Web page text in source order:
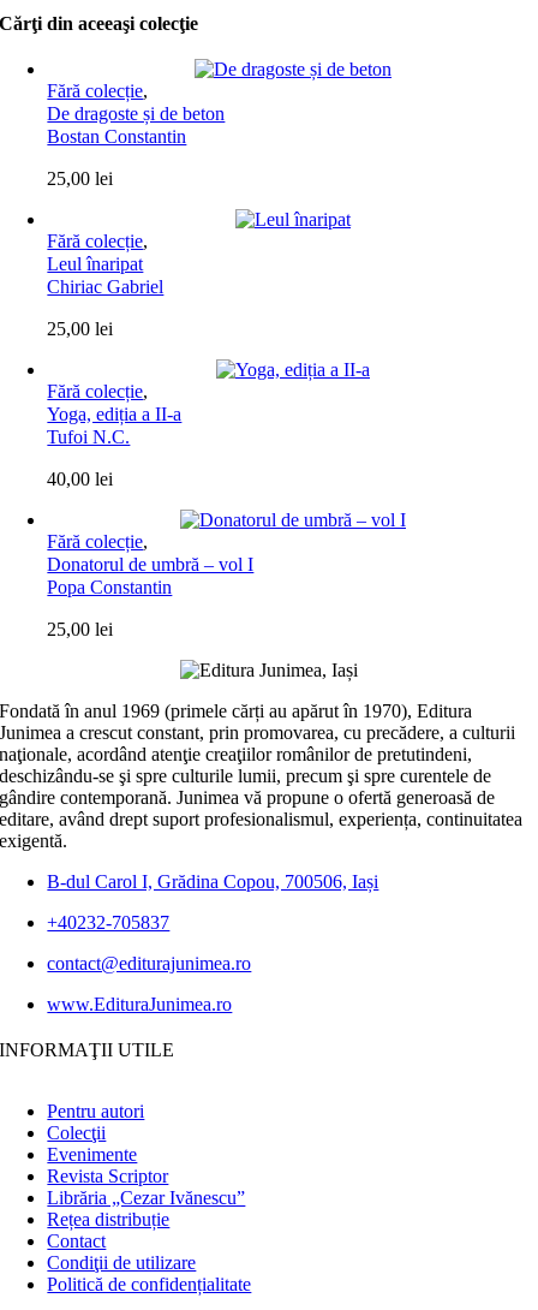
Cărţi din aceeaşi colecţie
Fără colecție,
De dragoste și de beton
Bostan Constantin
25,00lei
Fără colecție,
Leul înaripat
Chiriac Gabriel
25,00lei
Fără colecție,
Yoga, ediția a II-a
Tufoi N.C.
40,00lei
Fără colecție,
Donatorul de umbră – vol I
Popa Constantin
25,00lei
Fondată în anul 1969 (primele cărți au apărut în 1970), Editura
Junimea a crescut constant, prin promovarea, cu precădere, a culturii
naţionale, acordând atenţie creaţiilor românilor de pretutindeni,
deschizându-se şi spre culturile lumii, precum şi spre curentele de
gândire contemporană. Junimea vă propune o ofertă generoasă de
editare, având drept suport profesionalismul, experiența, continuitatea
exigentă.
B-dul Carol I, Grădina Copou, 700506, Iași
+40232-705837
contact@editurajunimea.ro
www.EdituraJunimea.ro
INFORMAŢII UTILE
Pentru autori
Colecţii
Evenimente
Revista Scriptor
Librăria „Cezar Ivănescu”
Rețea distribuție
Contact
Condiţii de utilizare
Politică de confidențialitate